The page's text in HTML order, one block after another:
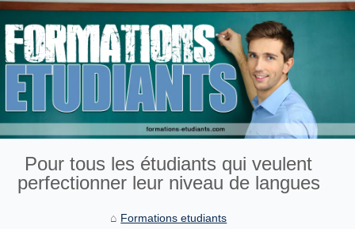
Pour tous les étudiants qui veulent
perfectionner leur niveau de langues
Formations etudiants